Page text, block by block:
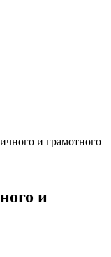
и грамотного
и